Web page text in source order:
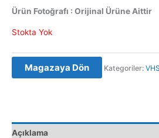
Ürün Fotoğrafı : Orijinal Ürüne Aittir
Stokta Yok
Magazaya Dön Kategoriler:
Açıklama